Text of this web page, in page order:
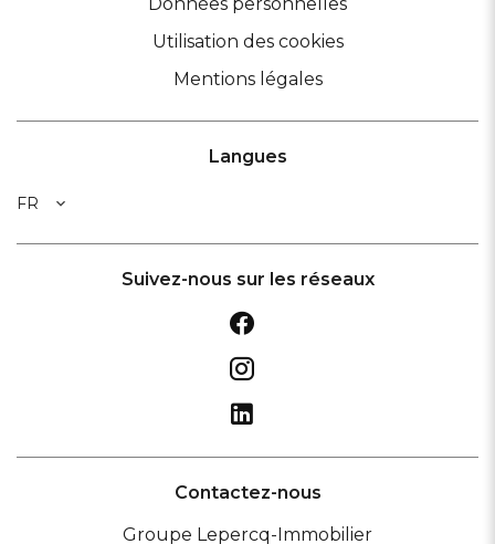
Utilisation des cookies
Mentions légales
Langues
FR
Suivez-nous sur les réseaux
Contactez-nous
Groupe Lepercq-Immobilier